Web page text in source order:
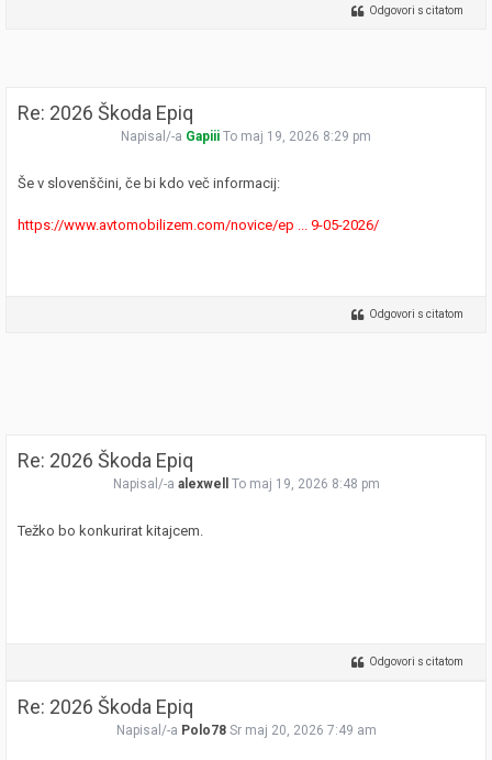
Odgovori s citatom
Re: 2026 Škoda Epiq
Napisal/-a Gapiii To maj 19, 2026 8:29 pm
Še v slovenščini, če bi kdo več informacij:
https://www.avtomobilizem.com/novice/ep ... 9-05-2026/
Odgovori s citatom
Re: 2026 Škoda Epiq
Napisal/-a alexwell To maj 19, 2026 8:48 pm
Težko bo konkurirat kitajcem.
Odgovori s citatom
Re: 2026 Škoda Epiq
Napisal/-a Polo78 Sr maj 20, 2026 7:49 am